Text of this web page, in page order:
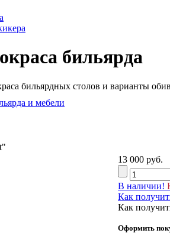
бильярда
бильярдных столов и варианты
13 000 руб.
В наличии!
Как
Как
Оформить